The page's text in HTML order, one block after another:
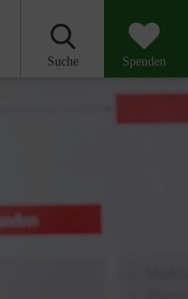
Suche Spenden